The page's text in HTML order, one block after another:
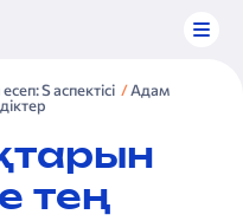
S аспектісі
Адам
тең